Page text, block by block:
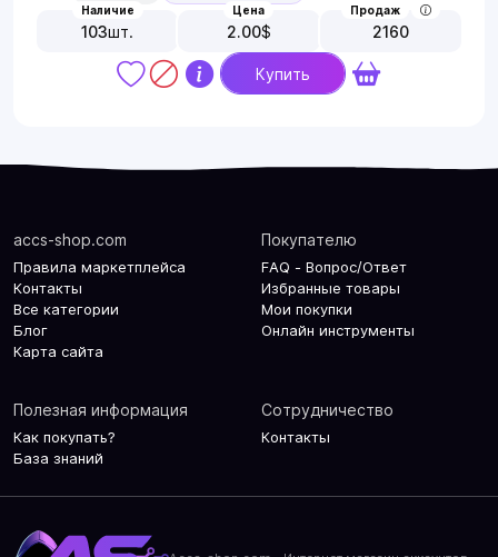
Наличие
103шт.
Цена
2.00$
Продаж
2160
Купить
accs-shop.com
Правила маркетплейса
Контакты
Все категории
Блог
Карта сайта
Покупателю
FAQ - Вопрос/Ответ
Избранные товары
Мои покупки
Онлайн инструменты
Полезная информация
Как покупать?
База знаний
Сотрудничество
Контакты